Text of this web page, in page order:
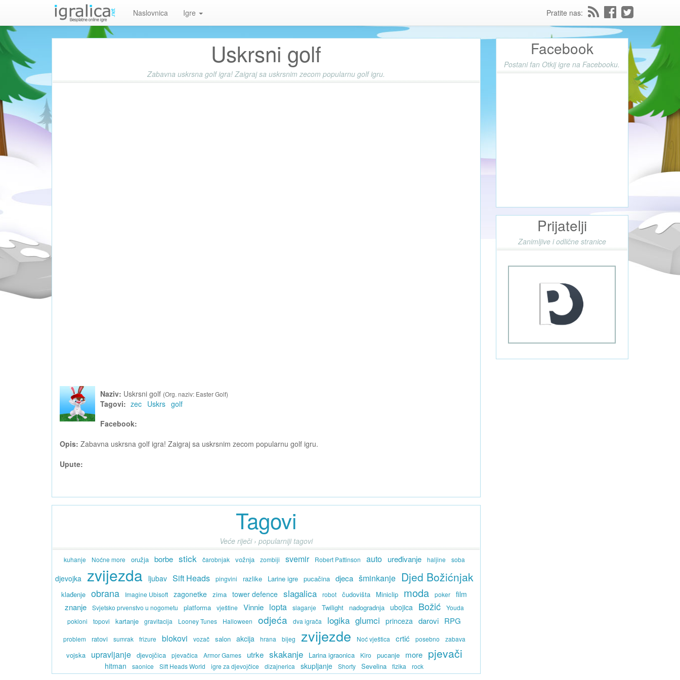
Naslovnica Igre Pratite nas:
Uskrsni golf
Zabavna uskrsna golf igra! Zaigraj sa uskrsnim zecom popularnu golf igru.
Naziv: Uskrsni golf (Org. naziv: Easter Golf)
Tagovi: zec Uskrs golf
Facebook:
Opis: Zabavna uskrsna golf igra! Zaigraj sa uskrsnim zecom popularnu golf igru.
Upute:
Tagovi
Veće riječi › popularniji tagovi
kuhanje Noćne more oružja borbe stick čarobnjak vožnja zombiji svemir Robert Pattinson auto uređivanje haljine soba
djevojka zvijezda ljubav Sift Heads pingvini razlike Larine igre pucačina djeca šminkanje Djed Božićnjak
klađenje obrana Imagine Ubisoft zagonetke zima tower defence slagalica robot čudovišta Miniclip moda poker film
znanje Svjetsko prvenstvo u nogometu platforma vještine Vinnie lopta slaganje Twilight nadogradnja ubojica Božić
Youda
pokloni
topovi kartanje gravitacija Looney Tunes Halloween odjeća dva igrača logika glumci princeza darovi RPG
problem ratovi sumrak frizure blokovi vozač salon akcija hrana bijeg zvijezde Noć vještica crtić posebno zabava
vojska upravljanje djevojčica pjevačica Armor Games utrke skakanje Larina igraonica Kiro pucanje more pjevači
hitman saonice Sift Heads World igre za djevojčice dizajnerica skupljanje Shorty Sevelina fizika rock
Facebook
Postani fan Otkij igre na Facebooku.
Prijatelji
Zanimljive i odlične stranice